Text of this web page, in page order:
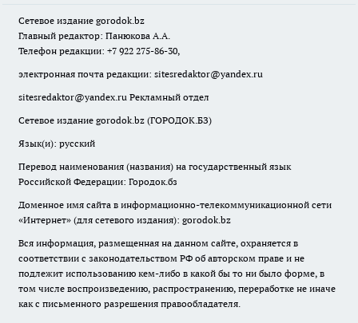
Сетевое издание gorodok.bz
Главный редактор: Панюкова А.А.
Телефон редакции: +7 922 275-86-30,
электронная почта редакции: sitesredaktor@yandex.ru
sitesredaktor@yandex.ru Рекламный отдел
Сетевое издание gorodok.bz (ГОРОДОК.БЗ)
Язык(и): русский
Перевод наименования (названия) на государственный язык
Российской Федерации: Городок.бз
Доменное имя сайта в информационно-телекоммуникационной сети
«Интернет» (для сетевого издания): gorodok.bz
Вся информация, размещенная на данном сайте, охраняется в
соответствии с законодательством РФ об авторском праве и не
подлежит использованию кем-либо в какой бы то ни было форме, в
том числе воспроизведению, распространению, переработке не иначе
как с письменного разрешения правообладателя.